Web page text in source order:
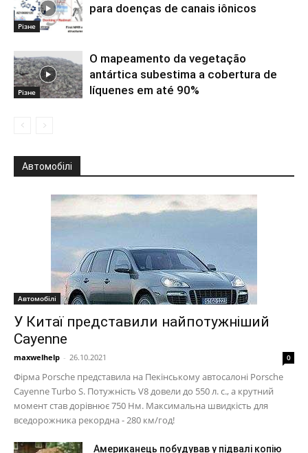
Різне
para doenças de canais iônicos
Різне
O mapeamento da vegetação
antártica subestima a cobertura de
líquenes em até 90%
Автомобілі
Автомобілі
У Китаї представили найпотужніший
Cayenne
maxwelhelp - 26.10.2021 0
Фірма Porsche представила на Пекінському автосалоні Porsche
Cayenne Turbo S. Потужність V8 довели до 550 л. с., а крутний
момент став дорівнює 750 Нм. Максимальна швидкість для
вседорожника рекордна - 280 км/год!
Американець побудував у підвалі копію